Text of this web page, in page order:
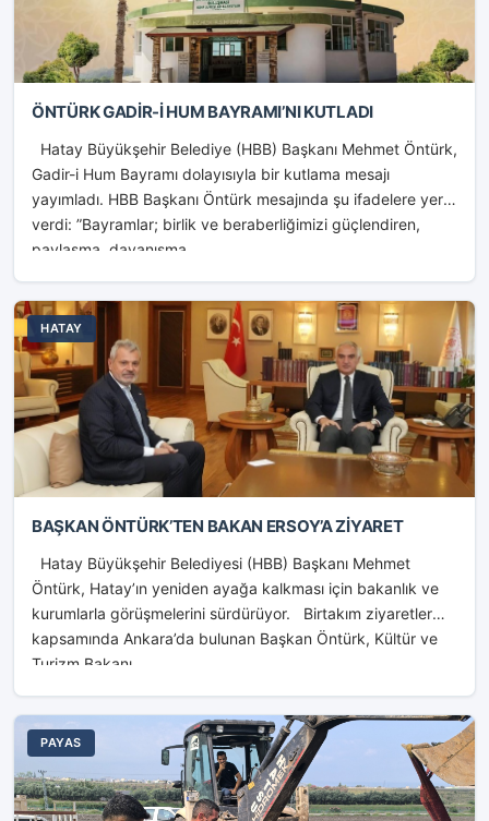
ÖNTÜRK GADİR-İ HUM BAYRAMI’NI KUTLADI
Hatay Büyükşehir Belediye (HBB) Başkanı Mehmet Öntürk,
Gadir-i Hum Bayramı dolayısıyla bir kutlama mesajı
yayımladı. HBB Başkanı Öntürk mesajında şu ifadelere yer
verdi: ”Bayramlar; birlik ve beraberliğimizi güçlendiren,
paylaşma, dayanışma...
HATAY
BAŞKAN ÖNTÜRK’TEN BAKAN ERSOY’A ZİYARET
Hatay Büyükşehir Belediyesi (HBB) Başkanı Mehmet
Öntürk, Hatay’ın yeniden ayağa kalkması için bakanlık ve
kurumlarla görüşmelerini sürdürüyor. Birtakım ziyaretler
kapsamında Ankara’da bulunan Başkan Öntürk, Kültür ve
Turizm Bakanı...
PAYAS